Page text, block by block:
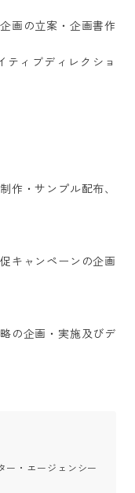
画の立案・企画書作
ティブディレクショ
作・サンプル配布、
キャンペーンの企画
の企画・実施及びデ
ー・エージェンシー